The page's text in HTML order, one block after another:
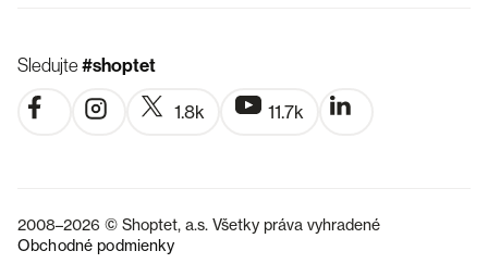
Sledujte#shoptet
1.8k 11.7k
2008–2026 © Shoptet, a.s. Všetky práva vyhradené
Obchodné podmienky